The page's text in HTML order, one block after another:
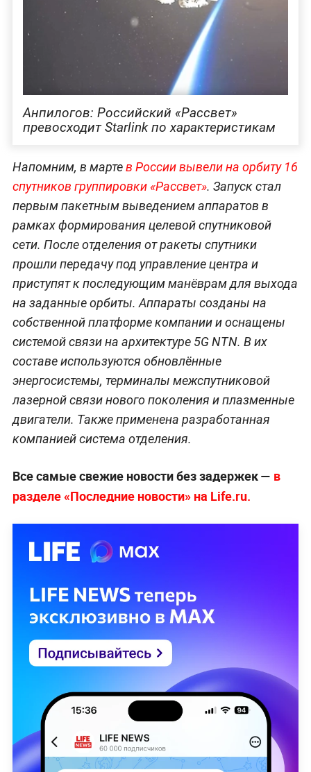
Анпилогов: Российский «Рассвет»
превосходит Starlink по характеристикам
Напомним, в мартев России вывели на орбиту 16
спутников группировки «Рассвет». Запуск стал
первым пакетным выведением аппаратов в
рамках формирования целевой спутниковой
сети. После отделения от ракеты спутники
прошли передачу под управление центра и
приступят к последующим манёврам для выхода
на заданные орбиты. Аппараты созданы на
собственной платформе компании и оснащены
системой связи на архитектуре 5G NTN. В их
составе используются обновлённые
энергосистемы, терминалы межспутниковой
лазерной связи нового поколения и плазменные
двигатели. Также применена разработанная
компанией система отделения.
Все самые свежие новости без задержек — в
разделе «Последние новости» на Life.ru.